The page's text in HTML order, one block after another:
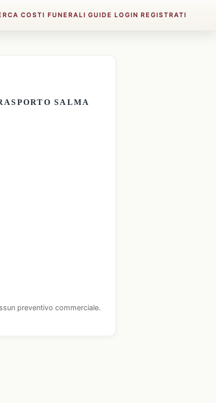
COSTI FUNERALI GUIDE LOGIN REGISTRATI
SALMA
preventivo commerciale.